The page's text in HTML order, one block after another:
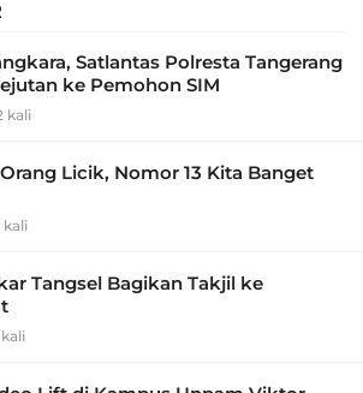
Satlantas Polresta Tangerang
ke Pemohon SIM
kali
Licik, Nomor 13 Kita Banget
kali
Tangsel Bagikan Takjil ke
kali